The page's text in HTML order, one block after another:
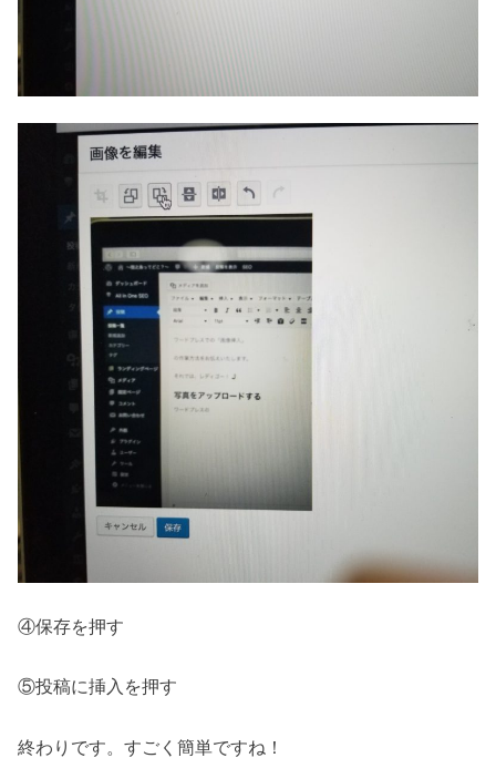
④保存を押す
⑤投稿に挿入を押す
終わりです。すごく簡単ですね！